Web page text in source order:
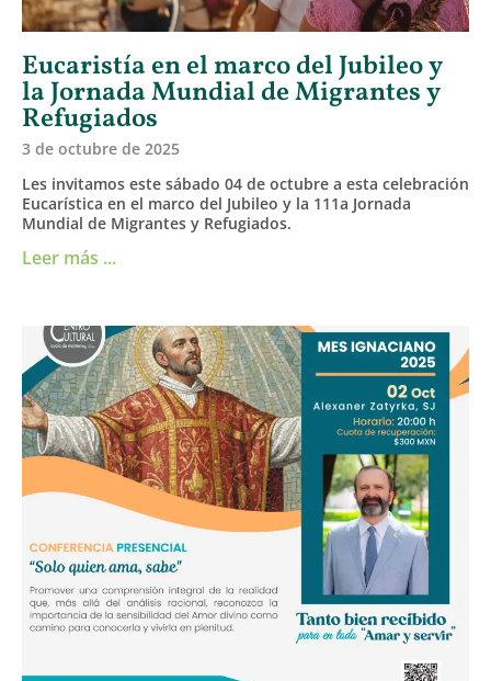
Eucaristía en el marco del Jubileo y
la Jornada Mundial de Migrantes y
Refugiados
3 de octubre de 2025
Les invitamos este sábado 04 de octubre a esta celebración
Eucarística en el marco del Jubileo y la 111a Jornada
Mundial de Migrantes y Refugiados.
Leer más ...